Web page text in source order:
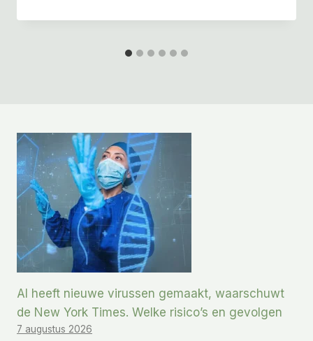
AI heeft nieuwe virussen gemaakt, waarschuwt
de New York Times. Welke risico’s en gevolgen
7 augustus 2026